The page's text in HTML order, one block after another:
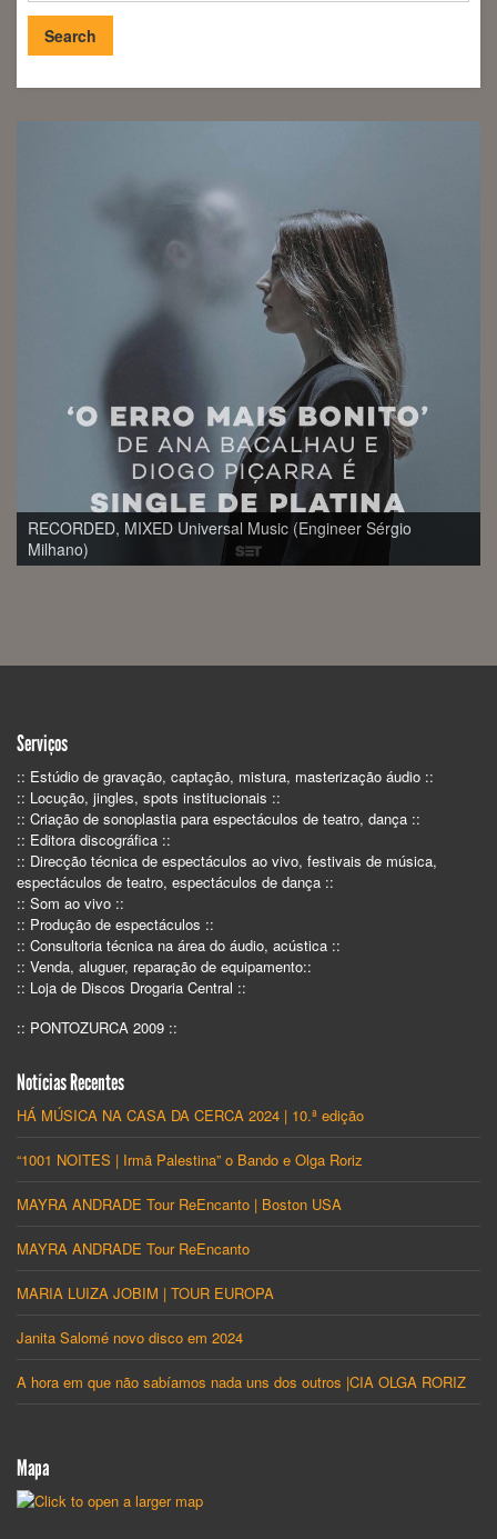
Ana Moura ao Vivo (Engineer Sérgio Milhano)
Serviços
:: Estúdio de gravação, captação, mistura, masterização áudio ::
:: Locução, jingles, spots institucionais ::
:: Criação de sonoplastia para espectáculos de teatro, dança ::
:: Editora discográfica ::
:: Direcção técnica de espectáculos ao vivo, festivais de música,
espectáculos de teatro, espectáculos de dança ::
:: Som ao vivo ::
:: Produção de espectáculos ::
:: Consultoria técnica na área do áudio, acústica ::
:: Venda, aluguer, reparação de equipamento::
:: Loja de Discos Drogaria Central ::
:: PONTOZURCA 2009 ::
Notícias Recentes
HÁ MÚSICA NA CASA DA CERCA 2024 | 10.ª edição
“1001 NOITES | Irmã Palestina” o Bando e Olga Roriz
MAYRA ANDRADE Tour ReEncanto | Boston USA
MAYRA ANDRADE Tour ReEncanto
MARIA LUIZA JOBIM | TOUR EUROPA
Janita Salomé novo disco em 2024
A hora em que não sabíamos nada uns dos outros |CIA OLGA RORIZ
Mapa